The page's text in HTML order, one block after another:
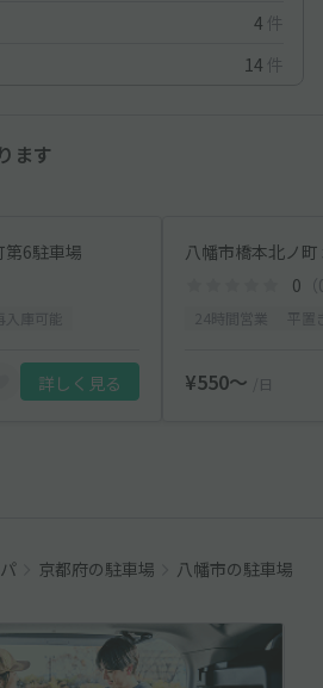
4 件
14 件
ます
第6駐車場
詳しく見る
八幡市橋本北ノ
0
¥550〜 /日
京都府の駐車場 八幡市の駐車場